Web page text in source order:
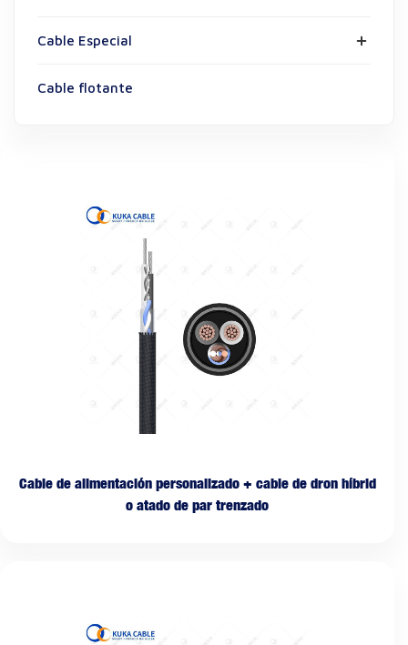
Cable Especial
Cable flotante
Cable de alimentación personalizado + cable de dron híbrid
o atado de par trenzado